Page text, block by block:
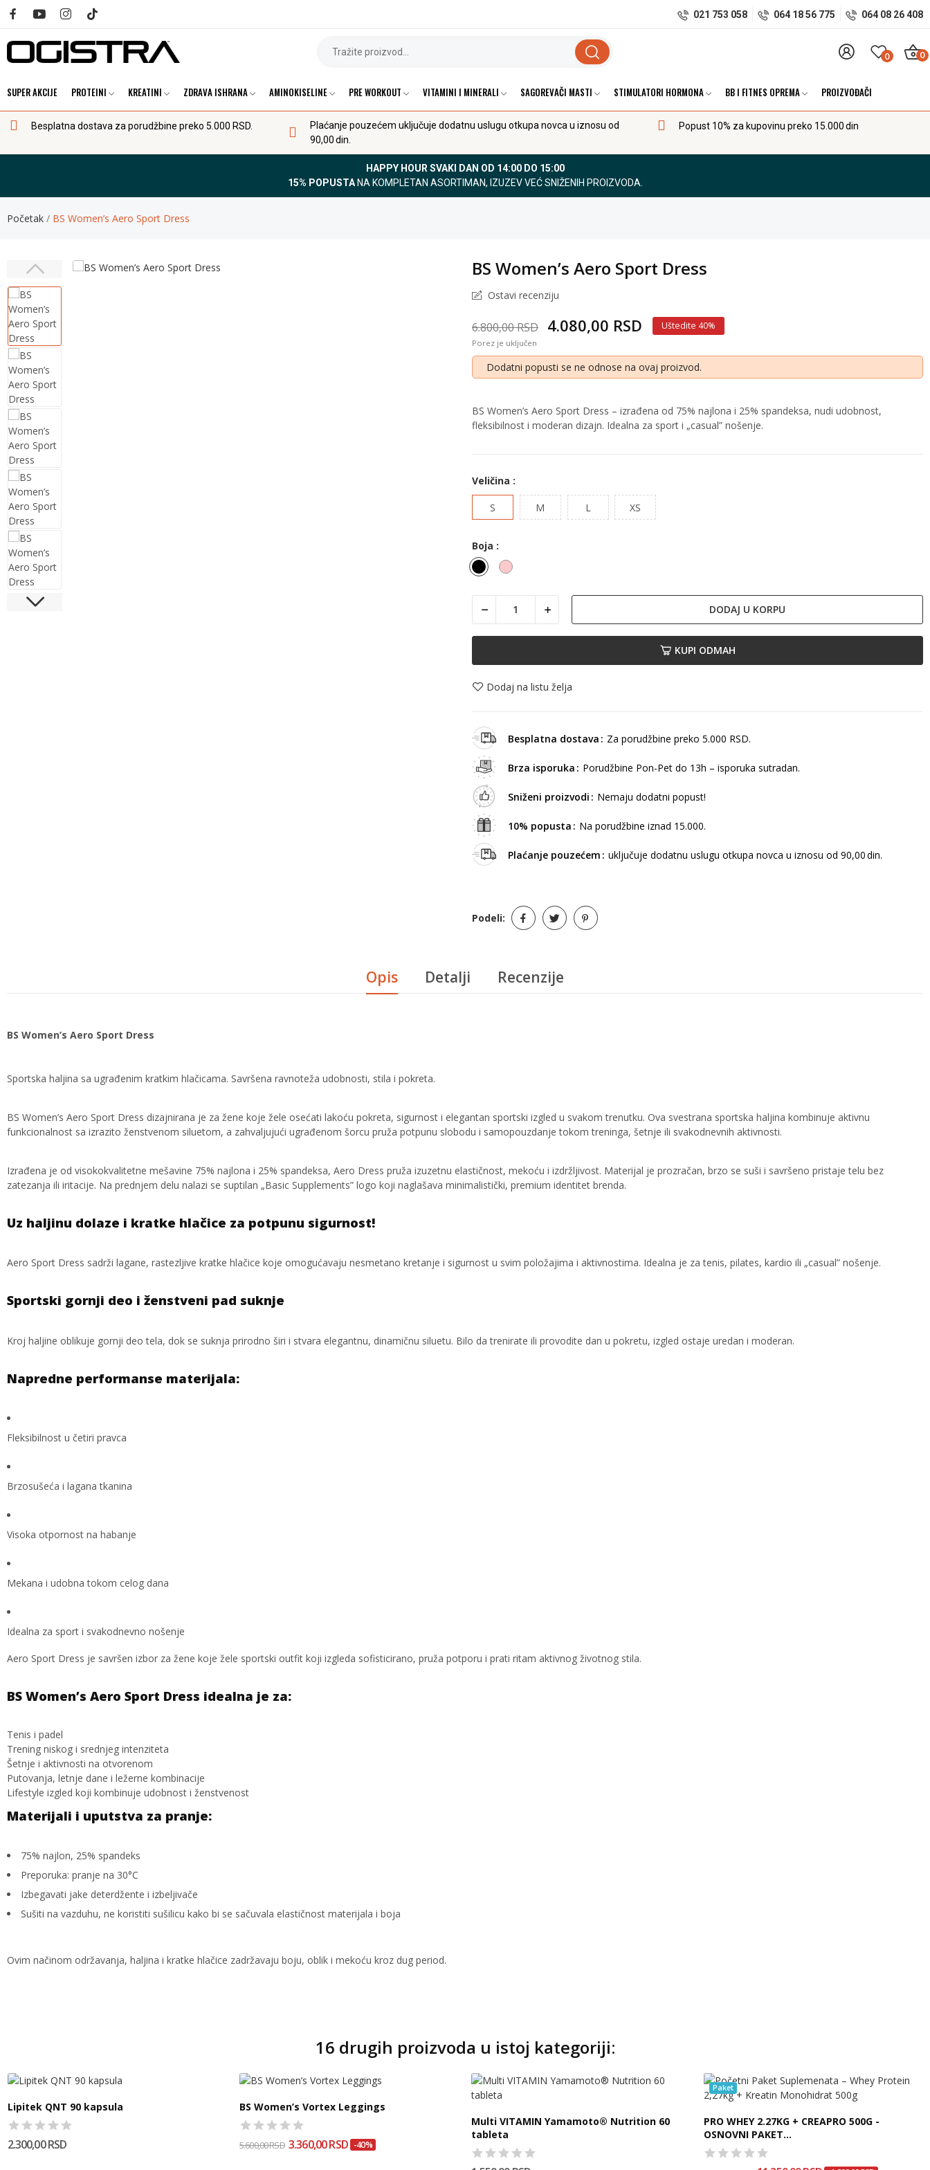
021 753 058 064 18 56 775 064 08 26 408
0 0
SUPER AKCIJE PROTEINI KREATINI ZDRAVA ISHRANA AMINOKISELINE PRE WORKOUT VITAMINI I MINERALI SAGOREVAČI MASTI STIMULATORI HORMONA BB I FITNES OPREMA PROIZVOĐAČI
Besplatna dostava za porudžbine preko 5.000 RSD.
Plaćanje pouzećem uključuje dodatnu uslugu otkupa novca u iznosu od
90,00 din.
Popust 10% za kupovinu preko 15.000 din
HAPPY HOUR SVAKI DAN OD 14:00 DO 15:00
15% POPUSTANA KOMPLETAN ASORTIMAN, IZUZEV VEĆ SNIŽENIH PROIZVODA.
Početak BS Women’s Aero Sport Dress
BS Women’s Aero Sport Dress
Ostavi recenziju
6.800,00 RSD 4.080,00 RSD Uštedite 40%
Porez je uključen
Dodatni popusti se ne odnose na ovaj proizvod.
BS Women’s Aero Sport Dress – izrađena od 75% najlona i 25% spandeksa, nudi udobnost,
fleksibilnost i moderan dizajn. Idealna za sport i „casual” nošenje.
Veličina :
S M L XS
Boja :
Crna
Roza
DODAJ U KORPU
KUPI ODMAH
Dodaj na listu želja
Besplatna dostava Za porudžbine preko 5.000 RSD.
Brza isporuka Porudžbine Pon-Pet do 13h – isporuka sutradan.
Sniženi proizvodi Nemaju dodatni popust!
10% popusta Na porudžbine iznad 15.000.
Plaćanje pouzećem uključuje dodatnu uslugu otkupa novca u iznosu od 90,00 din.
Podeli:
Opis Detalji Recenzije
BS Women’s Aero Sport Dress
Sportska haljina sa ugrađenim kratkim hlačicama. Savršena ravnoteža udobnosti, stila i pokreta.
BS Women’s Aero Sport Dress dizajnirana je za žene koje žele osećati lakoću pokreta, sigurnost i elegantan sportski izgled u svakom trenutku. Ova svestrana sportska haljina kombinuje aktivnu
funkcionalnost sa izrazito ženstvenom siluetom, a zahvaljujući ugrađenom šorcu pruža potpunu slobodu i samopouzdanje tokom treninga, šetnje ili svakodnevnih aktivnosti.
Izrađena je od visokokvalitetne mešavine 75% najlona i 25% spandeksa, Aero Dress pruža izuzetnu elastičnost, mekoću i izdržljivost. Materijal je prozračan, brzo se suši i savršeno pristaje telu bez
zatezanja ili iritacije. Na prednjem delu nalazi se suptilan „Basic Supplements” logo koji naglašava minimalistički, premium identitet brenda.
Uz haljinu dolaze i kratke hlačice za potpunu sigurnost!
Aero Sport Dress sadrži lagane, rastezljive kratke hlačice koje omogućavaju nesmetano kretanje i sigurnost u svim položajima i aktivnostima. Idealna je za tenis, pilates, kardio ili „casual” nošenje.
Sportski gornji deo i ženstveni pad suknje
Kroj haljine oblikuje gornji deo tela, dok se suknja prirodno širi i stvara elegantnu, dinamičnu siluetu. Bilo da trenirate ili provodite dan u pokretu, izgled ostaje uredan i moderan.
Napredne performanse materijala:
Fleksibilnost u četiri pravca
Brzosušeća i lagana tkanina
Visoka otpornost na habanje
Mekana i udobna tokom celog dana
Idealna za sport i svakodnevno nošenje
Aero Sport Dress je savršen izbor za žene koje žele sportski outfit koji izgleda sofisticirano, pruža potporu i prati ritam aktivnog životnog stila.
BS Women’s Aero Sport Dress idealna je za:
Tenis i padel
Trening niskog i srednjeg intenziteta
Šetnje i aktivnosti na otvorenom
Putovanja, letnje dane i ležerne kombinacije
Lifestyle izgled koji kombinuje udobnost i ženstvenost
Materijali i uputstva za pranje:
75% najlon, 25% spandeks
Preporuka: pranje na 30°C
Izbegavati jake deterdžente i izbeljivače
Sušiti na vazduhu, ne koristiti sušilicu kako bi se sačuvala elastičnost materijala i boja
Ovim načinom održavanja, haljina i kratke hlačice zadržavaju boju, oblik i mekoću kroz dug period.
16 drugih proizvoda u istoj kategoriji:
Lipitek QNT 90 kapsula
2.300,00 RSD
BS Women’s Vortex Leggings
5.600,00 RSD 3.360,00 RSD -40%
Multi VITAMIN Yamamoto® Nutrition 60
tableta
Paket
PRO WHEY 2.27KG + CREAPRO 500G -
OSNOVNI PAKET...